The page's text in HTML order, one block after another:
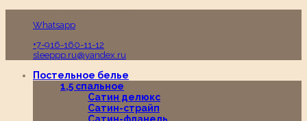
Whatsapp
+7-916-160-11-12
sleeppp.ru@yandex.ru
Постельное белье
1,5 спальное
Сатин делюкс
Сатин-страйп